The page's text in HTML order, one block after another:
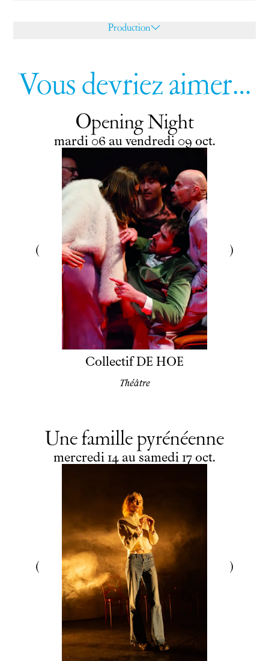
Production
Vous devriez aimer…
Opening Night
du
mardi
mardi 06 au au
vendredi
vendredi 09 octobre
oct.
Collectif DE HOE
Théâtre
Une famille pyrénéenne
du
mercredi
mercredi 14 au au
samedi
samedi 17 octobre
oct.